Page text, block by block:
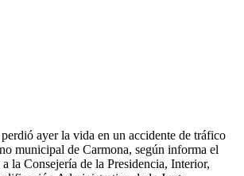
ayer la vida en un accidente de tráfico
municipal de Carmona, según informa el
la Consejería de la Presidencia, Interior,